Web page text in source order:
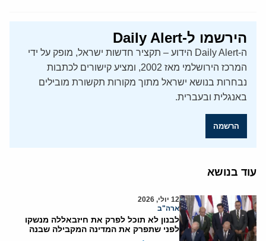
הירשמו ל-Daily Alert
ה-Daily Alert הידוע – תקציר חדשות ישראל, מופק על ידי
המרכז הירושלמי מאז 2002, ומציע קישורים לכתבות
נבחרות בנושא ישראל מתוך מקורות תקשורת מובילים
באנגלית ובעברית.
הרשמה
עוד בנושא
12 יולי, 2026
ארה"ב
לבנון לא תוכל לפרק את חיזבאללה מנשקו
לפני שתפרק את המדינה המקבילה שבנה